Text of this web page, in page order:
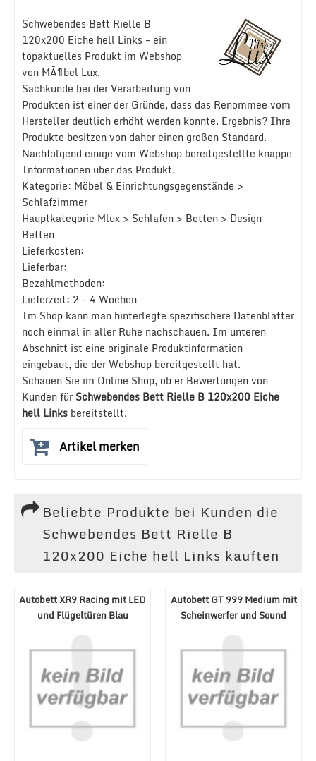
Schwebendes Bett Rielle B
120x200 Eiche hell Links - ein
topaktuelles Produkt im Webshop
von MÃ¶bel Lux.
Sachkunde bei der Verarbeitung von
Produkten ist einer der Gründe, dass das Renommee vom
Hersteller deutlich erhöht werden konnte. Ergebnis? Ihre
Produkte besitzen von daher einen großen Standard.
Nachfolgend einige vom Webshop bereitgestellte knappe
Informationen über das Produkt.
Kategorie: Möbel & Einrichtungsgegenstände >
Schlafzimmer
Hauptkategorie Mlux > Schlafen > Betten > Design
Betten
Lieferkosten:
Lieferbar:
Bezahlmethoden:
Lieferzeit: 2 - 4 Wochen
Im Shop kann man hinterlegte spezifischere Datenblätter
noch einmal in aller Ruhe nachschauen. Im unteren
Abschnitt ist eine originale Produktinformation
eingebaut, die der Webshop bereitgestellt hat.
Schauen Sie im Online Shop, ob er Bewertungen von
Kunden für Schwebendes Bett Rielle B 120x200 Eiche
hell Links bereitstellt.
Artikel merken
Beliebte Produkte bei Kunden die
Schwebendes Bett Rielle B
120x200 Eiche hell Links kauften
Autobett XR9 Racing mit LED
und Flügeltüren Blau
Autobett GT 999 Medium mit
Scheinwerfer und Sound